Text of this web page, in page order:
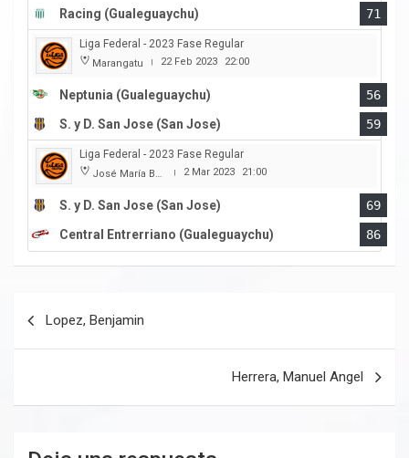
Racing (Gualeguaychu)
71
Liga Federal - 2023 Fase Regular
Marangatu | 22 Feb 2023 22:00
Neptunia (Gualeguaychu)
56
S. y D. San Jose (San Jose)
59
Liga Federal - 2023 Fase Regular
José María Bertora | 2 Mar 2023 21:00
S. y D. San Jose (San Jose)
69
Central Entrerriano (Gualeguaychu)
86
Lopez, Benjamin
Herrera, Manuel Angel